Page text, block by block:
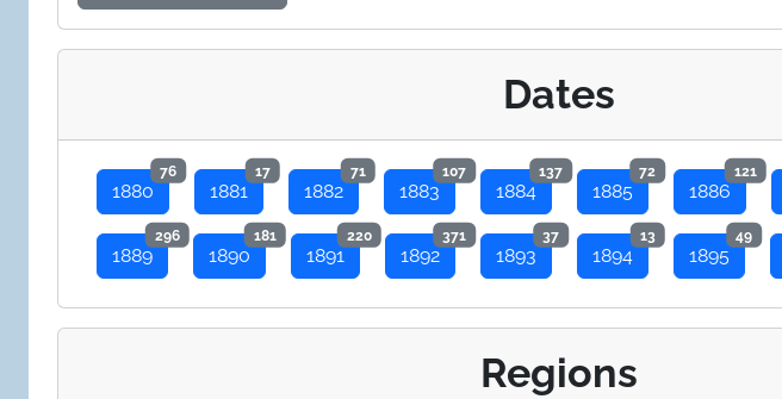
Dates
1880
76
1881
17
1882
71
1883
107
1884
137
1885
72
1886
121
1889
296
1890
181
1891
220
1892
371
1893
37
1894
13
1895
49
Regions